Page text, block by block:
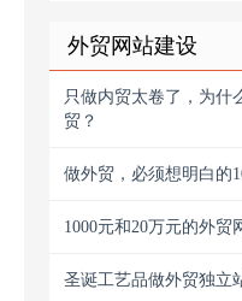
外贸网站建设
只做内贸太卷了，为什
贸？
做外贸，必须想明白的
1000元和20万元的外贸
圣诞工艺品做外贸独立